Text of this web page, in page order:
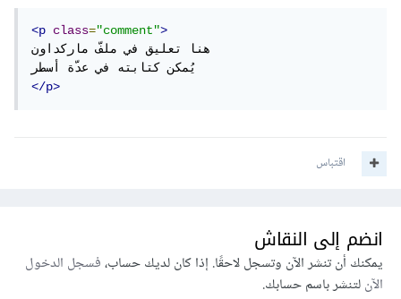
<p class="comment">
هنا تعليق في ملفّ ماركداون
</p>
اقتباس
انضم إلى النقاش
يمكنك أن تنشر الآن وتسجل لاحقًا. إذا كان لديك حساب،فسجل الدخول
الآنلتنشر باسم حسابك.